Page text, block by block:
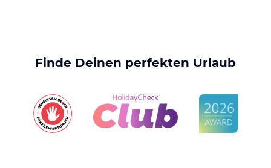
Finde Deinen perfekten Urlaub